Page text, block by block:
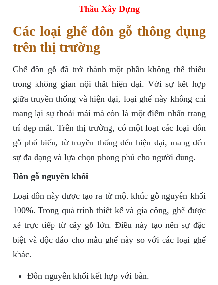
Thầu Xây Dựng
Các loại ghế đôn gỗ thông dụng
trên thị trường
Ghế đôn gỗ đã trở thành một phần không thể thiếu
trong không gian nội thất hiện đại. Với sự kết hợp
giữa truyền thống và hiện đại, loại ghế này không chỉ
mang lại sự thoải mái mà còn là một điểm nhấn trang
trí đẹp mắt. Trên thị trường, có một loạt các loại đôn
gỗ phổ biến, từ truyền thống đến hiện đại, mang đến
sự đa dạng và lựa chọn phong phú cho người dùng.
Đôn gỗ nguyên khối
Loại đôn này được tạo ra từ một khúc gỗ nguyên khối
100%. Trong quá trình thiết kế và gia công, ghế được
xẻ trực tiếp từ cây gỗ lớn. Điều này tạo nên sự đặc
biệt và độc đáo cho mẫu ghế này so với các loại ghế
khác.
Đôn nguyên khối kết hợp với bàn.